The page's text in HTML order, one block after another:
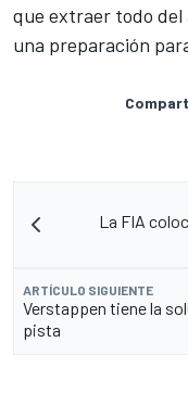
que extraer todo del
una preparación
La FIA
ARTÍCULO SIGUIENTE
Verstappen tiene la
pista